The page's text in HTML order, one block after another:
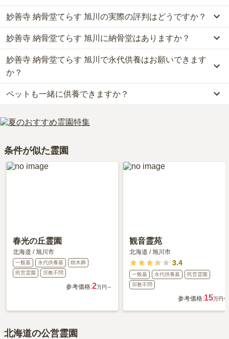
なお、妙善寺 納骨堂てらす 旭川がある北海道の相場は、納骨堂が
約23万円です。
お墓は、価格が高いものがよい、安いものが悪い、という訳ではあ
りません。大切なのは、ご家族が心から納得し、安心してお参りで
きる場所を選ぶことです。
公共交通機関の場合、JR宗谷本線「永山駅」から徒歩約13分で
す。
詳しいルートや地図は、本ページの「地図・交通アクセス」欄をご
確認ください。
妙善寺 納骨堂てらす 旭川の実際の評判はどうですか？
妙善寺 納骨堂てらす 旭川の口コミはまだ投稿されておりません。
口コミはあくまで一つの目安です。資料請求や現地見学を通して、
ご自身の目で雰囲気を確認してみることをおすすめします。
妙善寺 納骨堂てらす 旭川に納骨堂はありますか？
はい、妙善寺 納骨堂てらす 旭川には2種類の納骨堂がございます。
費用は、約16.5万円からとなっております。
妙善寺 納骨堂てらす 旭川がある北海道の納骨堂の相場価格は、約
23万円です。
納骨堂について詳しく知りたい方は『納骨堂とは？お墓との違い・
費用・デメリットを解説！
妙善寺 納骨堂てらす 旭川で永代供養はお願いできます
か？
はい、妙善寺 納骨堂てらす 旭川は永代供養に対応しています。
費用は、約16.5万円からとなっております。
妙善寺 納骨堂てらす 旭川がある北海道の永代供養墓の相場価格
は、約71万円です。
解説！』をご覧ください。
ペットも一緒に供養できますか？
はい、妙善寺 納骨堂てらす 旭川はペット供養に対応しておりま
す。
りますので、資料請求で詳細条件をご確認ください。
条件が似た霊園
春光の丘霊園
北海道 /旭川市
一般墓 永代供養墓
樹木葬
民営霊園
宗教不問
参考価格:2万円～
観音霊苑
北海道 /旭川市
3.4
一般墓 永代供養墓
民営霊園
宗教不問
参考価格:15万円〜
北海道の公営霊園